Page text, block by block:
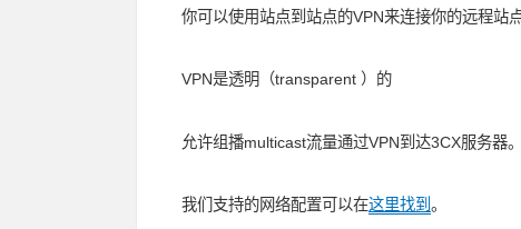
你可以使用站点到站点的VPN来连接你的远程站
VPN是透明（transparent ）的
允许组播multicast流量通过VPN到达3CX服务器。
我们支持的网络配置可以在这里找到。